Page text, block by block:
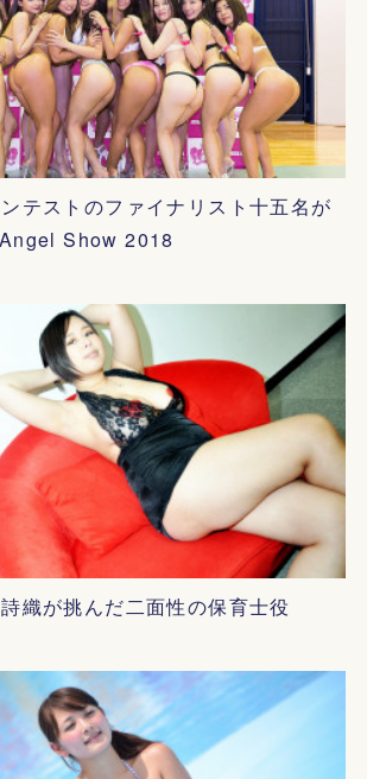
テストのファイナリスト十五名が
Show 2018
織が挑んだ二面性の保育士役